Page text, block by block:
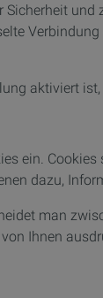
aktiviert
ein.
dazu,
man
Ihnen